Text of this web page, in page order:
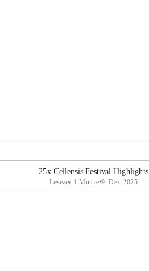
25x Cellensis Festival Highlights
Lesezeit 1 Minute•9. Dez. 2025